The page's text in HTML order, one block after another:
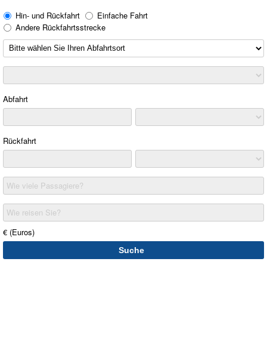
Hin- und Rückfahrt
Einfache Fahrt
Andere Rückfahrtsstrecke
Abfahrt
Rückfahrt
Wie viele Passagiere?
Wie reisen Sie?
€ (Euros)
Suche